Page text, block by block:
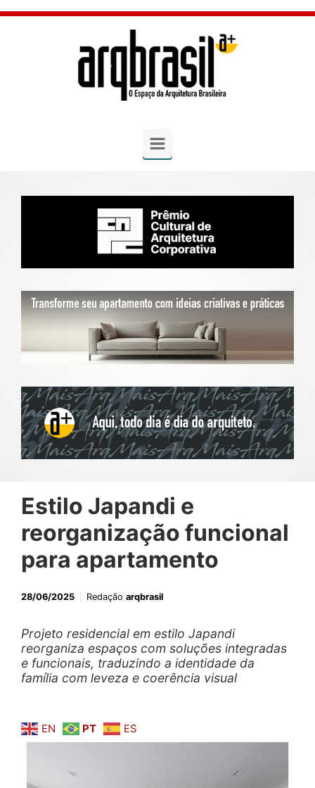
Skip to main content
Estilo Japandi e
reorganização funcional
para apartamento
28/06/2025 Redação arqbrasil
Projeto residencial em estilo Japandi
reorganiza espaços com soluções integradas
e funcionais, traduzindo a identidade da
família com leveza e coerência visual
EN PT ES